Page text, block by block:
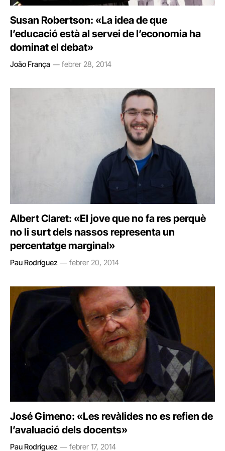
Susan Robertson: «La idea de que
l’educació està al servei de l’economia ha
dominat el debat»
João França febrer 28, 2014
Albert Claret: «El jove que no fa res perquè
no li surt dels nassos representa un
percentatge marginal»
Pau Rodríguez febrer 20, 2014
José Gimeno: «Les revàlides no es refien de
l’avaluació dels docents»
Pau Rodríguez febrer 17, 2014